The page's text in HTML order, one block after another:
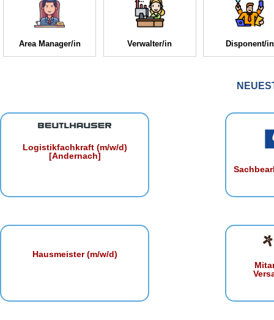
Area Manager/in Verwalter/in Disponent/in
Logistikfachkraft (m/w/d)
[Andernach]
Hausmeister (m/w/d)